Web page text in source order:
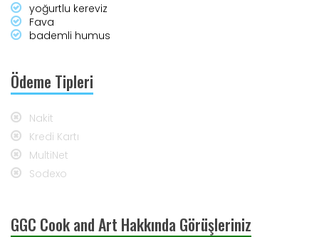
yoğurtlu kereviz
Fava
bademli humus
Ödeme Tipleri
Nakit
Kredi Kartı
MultiNet
Sodexo
GGC Cook and Art Hakkında Görüşleriniz